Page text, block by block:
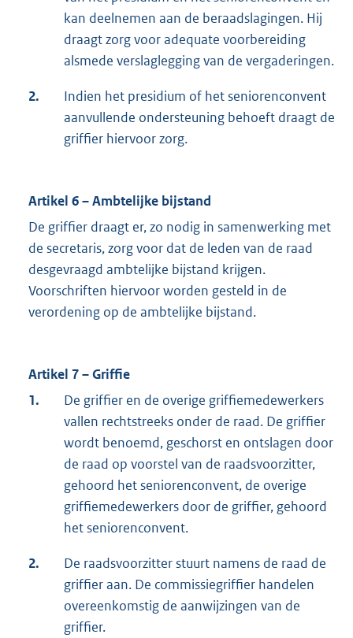
kan deelnemen aan de beraadslagingen. Hij
draagt zorg voor adequate voorbereiding
alsmede verslaglegging van de vergaderingen.
2.
Indien het presidium of het seniorenconvent
aanvullende ondersteuning behoeft draagt de
griffier hiervoor zorg.
Artikel 6 – Ambtelijke bijstand
De griffier draagt er, zo nodig in samenwerking met
de secretaris, zorg voor dat de leden van de raad
desgevraagd ambtelijke bijstand krijgen.
Voorschriften hiervoor worden gesteld in de
verordening op de ambtelijke bijstand.
Artikel 7 – Griffie
1.
De griffier en de overige griffiemedewerkers
vallen rechtstreeks onder de raad. De griffier
wordt benoemd, geschorst en ontslagen door
de raad op voorstel van de raadsvoorzitter,
gehoord het seniorenconvent, de overige
griffiemedewerkers door de griffier, gehoord
het seniorenconvent.
2.
De raadsvoorzitter stuurt namens de raad de
griffier aan. De commissiegriffier handelen
overeenkomstig de aanwijzingen van de
griffier.